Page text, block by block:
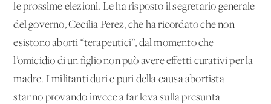
le prossime elezioni. Le ha risposto il segretario generale
del governo, Cecilia Perez, che ha ricordato che non
esistono aborti “terapeutici”, dal momento che
l’omicidio di un figlio non può avere effetti curativi per la
madre. I militanti duri e puri della causa abortista
stanno provando invece a far leva sulla presunta